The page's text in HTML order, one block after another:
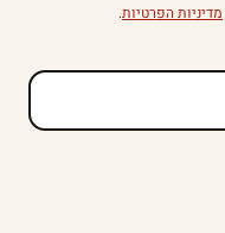
מדיניות הפרטיות.